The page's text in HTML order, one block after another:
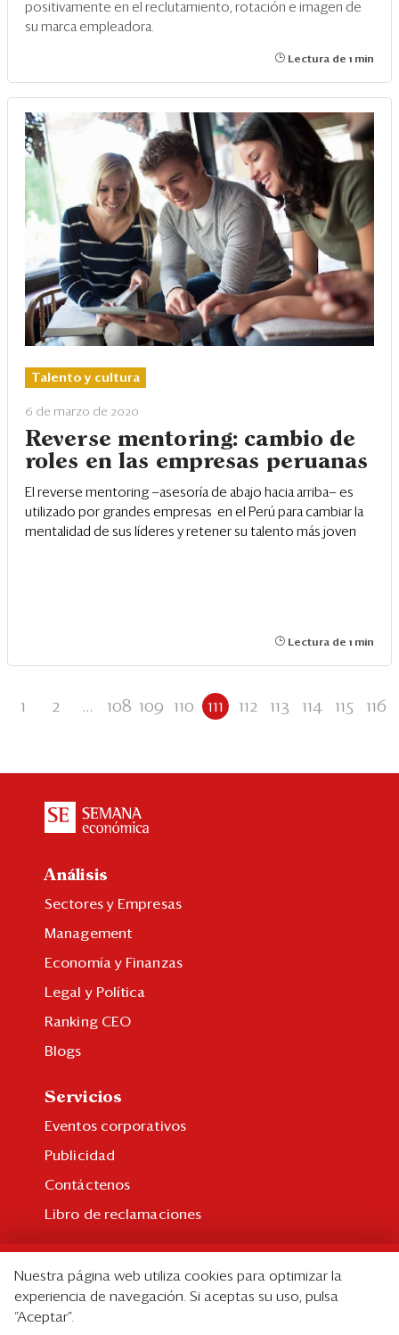
positivamente en el reclutamiento, rotación e imagen de
su marca empleadora.
Lectura de 1 min
Talento y cultura
6 de marzo de 2020
Reverse mentoring: cambio de
roles en las empresas peruanas
El reverse mentoring —asesoría de abajo hacia arriba— es
utilizado por grandes empresas en el Perú para cambiar la
mentalidad de sus líderes y retener su talento más joven
Lectura de 1 min
1 2 ... 108 109 110 111 112 113 114 115 116
Análisis
Sectores y Empresas
Management
Economía y Finanzas
Legal y Política
Ranking CEO
Blogs
Servicios
Eventos corporativos
Publicidad
Contáctenos
Libro de reclamaciones
Suscripción individual
Paquetes corporativos
Nuestra página web utiliza cookies para optimizar la
experiencia de navegación. Si aceptas su uso, pulsa
“Aceptar”.